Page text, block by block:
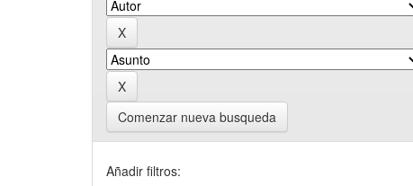
Comenzar nueva busqueda
Añadir filtros: